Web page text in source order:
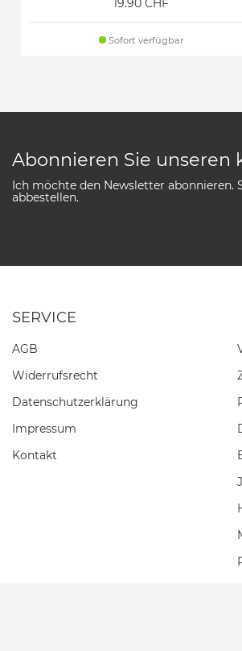
19.90 CHF
Sofort verfügbar
Abonnieren Sie unseren
Ich möchte den Newsletter abonnieren.
abbestellen.
SERVICE
AGB
Widerrufs­recht
Daten­schutz­erklärung
Impressum
Kontakt